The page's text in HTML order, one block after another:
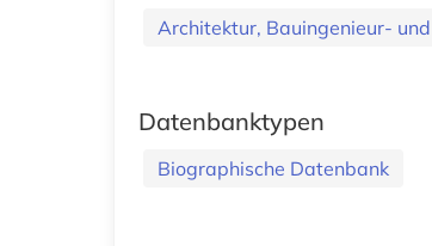
Architektur, Bauingenieur-
Datenbanktypen
Biographische Datenbank